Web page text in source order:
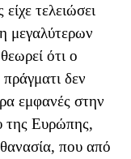
τελειώσει
μεγαλύτερων
ότι ο
δεν
εμφανές στην
της Ευρώπης,
που από